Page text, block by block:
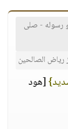
رسوله - صلى
رياض الصالحين
[هود